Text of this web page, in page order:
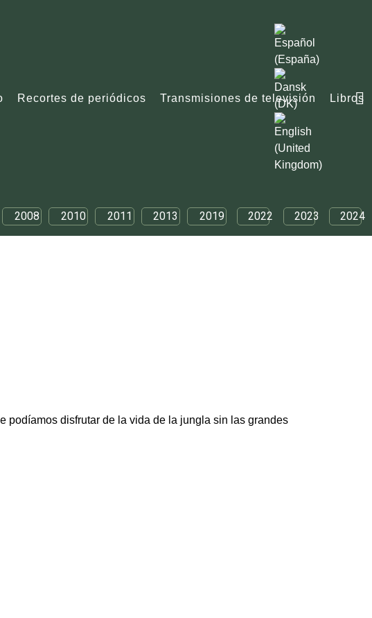
Recortes de periódicos Transmisiones de televisión Libros
2008 2010 2011 2013 2019 2022 2023 2024
podíamos disfrutar de la vida de la jungla sin las grandes